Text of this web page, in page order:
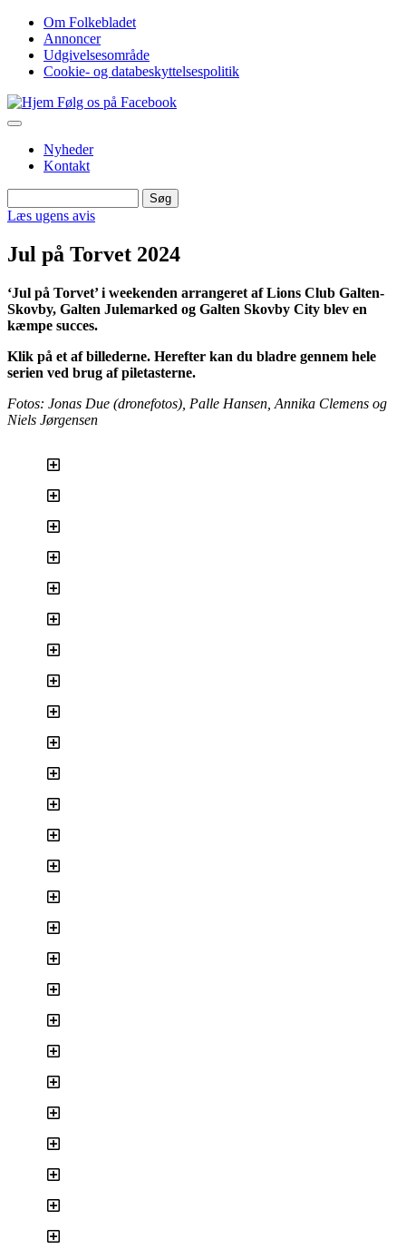
hovedindhold
Top
navigation
Om Folkebladet
Annoncer
Udgivelsesområde
Cookie- og databeskyttelsespolitik
Følg os på Facebook
Nyheder
Kontakt
Søg
Læs ugens avis
Jul på Torvet 2024
‘Jul på Torvet’ i weekenden arrangeret af Lions Club Galten-
Skovby, Galten Julemarked og Galten Skovby City blev en
kæmpe succes.
Klik på et af billederne. Herefter kan du bladre gennem hele
serien ved brug af piletasterne.
Fotos: Jonas Due (dronefotos), Palle Hansen, Annika Clemens og
Niels Jørgensen